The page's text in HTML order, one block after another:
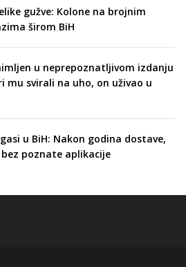
gužve: Kolone na brojnim
širom BiH
u neprepoznatljivom izdanju
mu svirali na uho, on uživao u
u BiH: Nakon godina dostave,
poznate aplikacije